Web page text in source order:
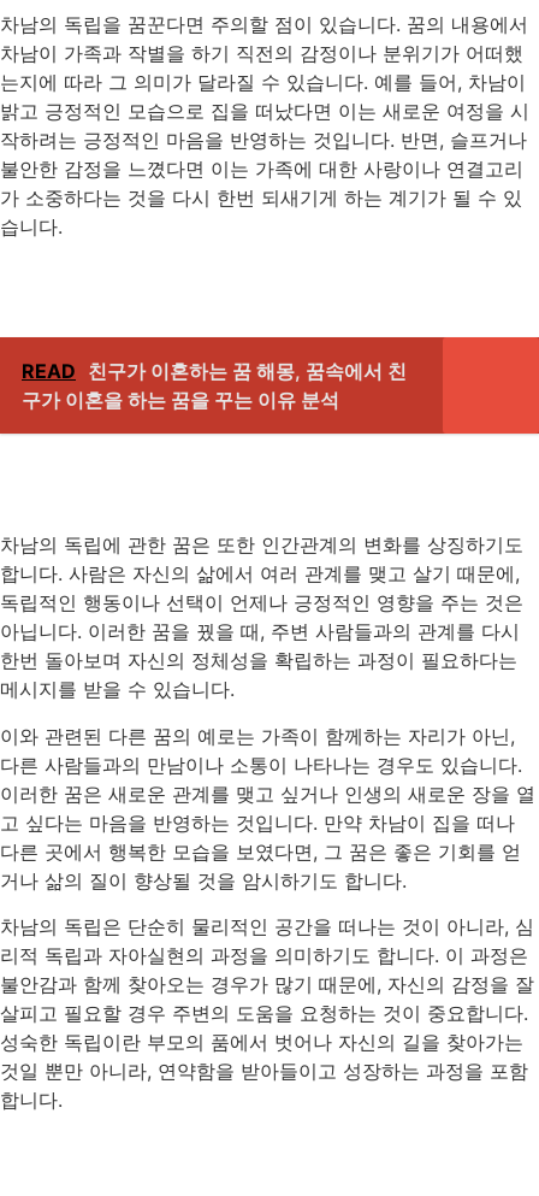
차남의 독립을 꿈꾼다면 주의할 점이 있습니다. 꿈의 내용에서
차남이 가족과 작별을 하기 직전의 감정이나 분위기가 어떠했
는지에 따라 그 의미가 달라질 수 있습니다. 예를 들어, 차남이
밝고 긍정적인 모습으로 집을 떠났다면 이는 새로운 여정을 시
작하려는 긍정적인 마음을 반영하는 것입니다. 반면, 슬프거나
불안한 감정을 느꼈다면 이는 가족에 대한 사랑이나 연결고리
가 소중하다는 것을 다시 한번 되새기게 하는 계기가 될 수 있
습니다.
READ 친구가 이혼하는 꿈 해몽, 꿈속에서 친
구가 이혼을 하는 꿈을 꾸는 이유 분석
차남의 독립에 관한 꿈은 또한 인간관계의 변화를 상징하기도
합니다. 사람은 자신의 삶에서 여러 관계를 맺고 살기 때문에,
독립적인 행동이나 선택이 언제나 긍정적인 영향을 주는 것은
아닙니다. 이러한 꿈을 꿨을 때, 주변 사람들과의 관계를 다시
한번 돌아보며 자신의 정체성을 확립하는 과정이 필요하다는
메시지를 받을 수 있습니다.
이와 관련된 다른 꿈의 예로는 가족이 함께하는 자리가 아닌,
다른 사람들과의 만남이나 소통이 나타나는 경우도 있습니다.
이러한 꿈은 새로운 관계를 맺고 싶거나 인생의 새로운 장을 열
고 싶다는 마음을 반영하는 것입니다. 만약 차남이 집을 떠나
다른 곳에서 행복한 모습을 보였다면, 그 꿈은 좋은 기회를 얻
거나 삶의 질이 향상될 것을 암시하기도 합니다.
차남의 독립은 단순히 물리적인 공간을 떠나는 것이 아니라, 심
리적 독립과 자아실현의 과정을 의미하기도 합니다. 이 과정은
불안감과 함께 찾아오는 경우가 많기 때문에, 자신의 감정을 잘
살피고 필요할 경우 주변의 도움을 요청하는 것이 중요합니다.
성숙한 독립이란 부모의 품에서 벗어나 자신의 길을 찾아가는
것일 뿐만 아니라, 연약함을 받아들이고 성장하는 과정을 포함
합니다.